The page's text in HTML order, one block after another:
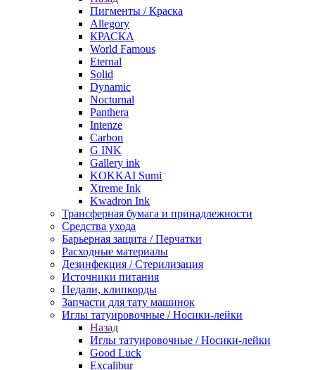
Пигменты / Краска
Allegory
КРАСКА
World Famous
Eternal
Solid
Dynamic
Nocturnal
Panthera
Intenze
Carbon
G INK
Gallery ink
KOKKAI Sumi
Xtreme Ink
Kwadron Ink
Трансферная бумага и принадлежности
Средства ухода
Барьерная защита / Перчатки
Расходные материалы
Дезинфекция / Стерилизация
Источники питания
Педали, клипкорды
Запчасти для тату машинок
Иглы татуировочные / Носики-лейки
Назад
Иглы татуировочные / Носики-лейки
Good Luck
Excalibur